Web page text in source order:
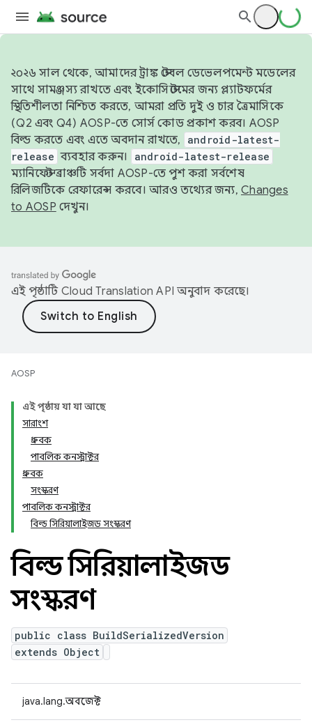
২০২৬ সাল থেকে, আমাদের ট্রাঙ্ক স্টেবল ডেভেলপমেন্ট মডেলের
সাথে সামঞ্জস্য রাখতে এবং ইকোসিস্টেমের জন্য প্ল্যাটফর্মের
স্থিতিশীলতা নিশ্চিত করতে, আমরা প্রতি দুই ও চার ত্রৈমাসিকে
(Q2 এবং Q4) AOSP-তে সোর্স কোড প্রকাশ করব। AOSP
বিল্ড করতে এবং এতে অবদান রাখতে,
android-latest-
release ব্যবহার করুন। android-latest-release
ম্যানিফেস্ট ব্রাঞ্চটি সর্বদা AOSP-তে পুশ করা সর্বশেষ
রিলিজটিকে রেফারেন্স করবে। আরও তথ্যের জন্য, Changes
to AOSP দেখুন।
এই পৃষ্ঠাটি Cloud Translation API অনুবাদ করেছে।
AOSP
এই পৃষ্ঠায় যা যা আছে
সারাংশ
ধ্রুবক
পাবলিক কনস্ট্রাক্টর
ধ্রুবক
সংস্করণ
পাবলিক কনস্ট্রাক্টর
বিল্ড সিরিয়ালাইজড সংস্করণ
বিল্ড সিরিয়ালাইজড
সংস্করণ
public class BuildSerializedVersion
extends Object
java.lang.অবজেক্ট